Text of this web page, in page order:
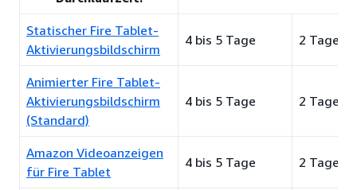
Statischer Fire Tablet-
Aktivierungsbildschirm
4 bis 5 Tage 2 Tage
Animierter Fire Tablet-
Aktivierungsbildschirm
(Standard)
4 bis 5 Tage 2 Tage
Amazon Videoanzeigen
für Fire Tablet
4 bis 5 Tage 2 Tage